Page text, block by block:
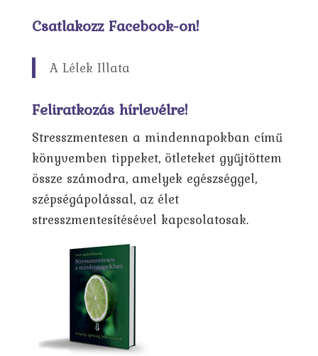
Csatlakozz Facebook-on!
A Lélek Illata
Feliratkozás hírlevélre!
Stresszmentesen a mindennapokban című
könyvemben tippeket, ötleteket gyűjtöttem
össze számodra, amelyek egészséggel,
szépségápolással, az élet
stresszmentesítésével kapcsolatosak.